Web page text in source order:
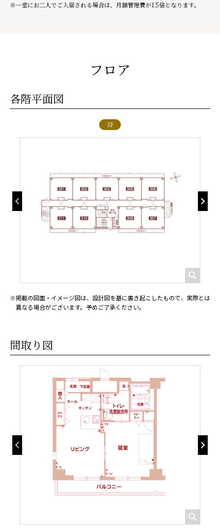
一室にお二人でご入居される場合は、月額管理費が1.5倍となります。
フロア
各階平面図
1F
2F
3F
5F
6F
掲載の図面・イメージ図は、設計図を基に書き起こしたもので、実際とは
異なる場合がございます。予めご了承ください。
間取り図